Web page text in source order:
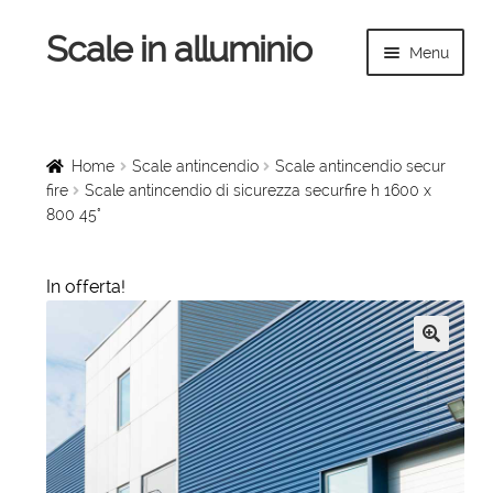
Vai
alla
Vai
al
Scale in alluminio Menu
child
Scale a chiocciola
Scale per interni
Linee vita
il
menu
child
Scale in legno
Espandi
il
menu
child
Rampe di carico
Sollevatori
Espandi
il
Home Scale antincendio
Scale antincendio secur
fire
Scale antincendio di sicurezza securfire h 1600 x
800 45°
In offerta!
🔍